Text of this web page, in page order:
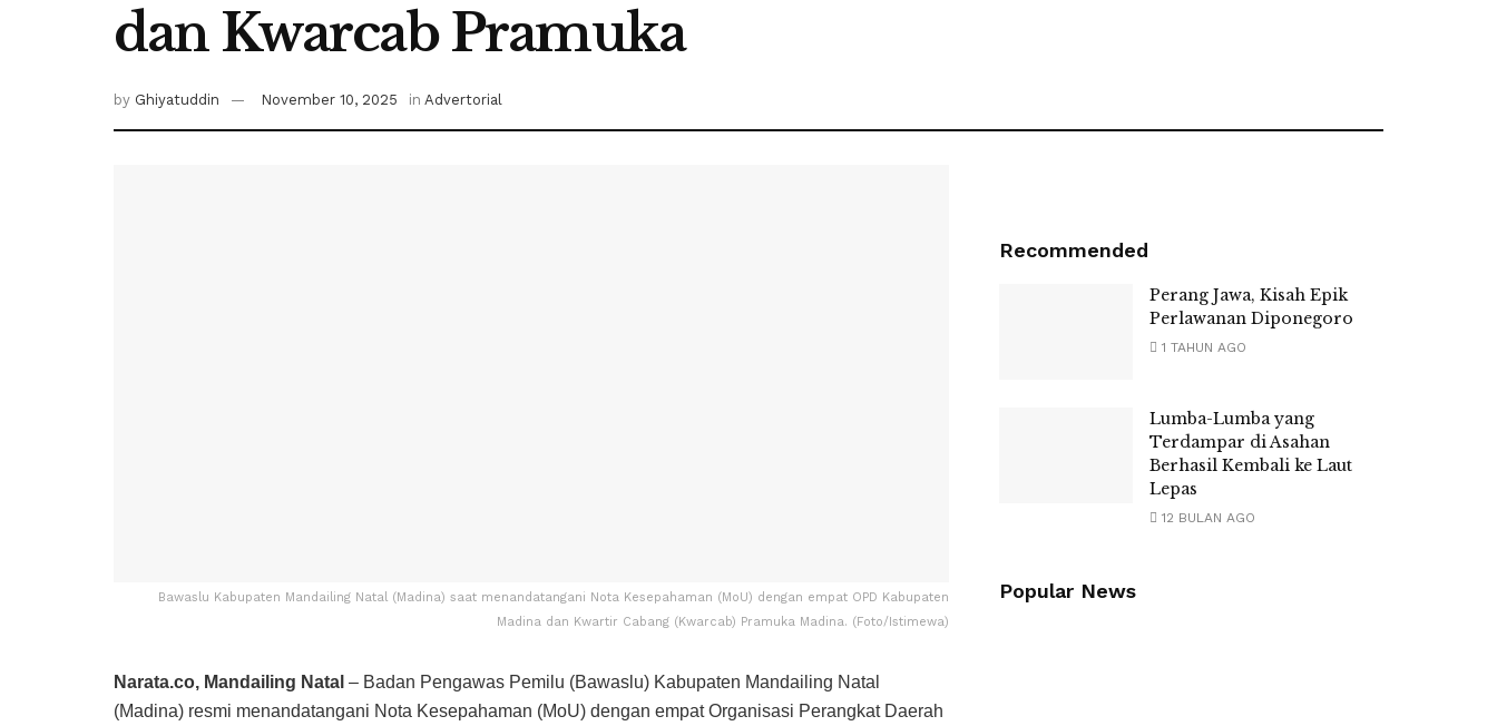
dan Kwarcab Pramuka
by Ghiyatuddin November 10, 2025 in Advertorial
Bawaslu Kabupaten Mandailing Natal (Madina) saat menandatangani Nota Kesepahaman (MoU) dengan empat OPD Kabupaten
Madina dan Kwartir Cabang (Kwarcab) Pramuka Madina. (Foto/Istimewa)
Narata.co, Mandailing Natal – ‎Badan Pengawas Pemilu (Bawaslu) Kabupaten Mandailing Natal
(Madina) resmi menandatangani Nota Kesepahaman (MoU) dengan empat Organisasi Perangkat Daerah
Recommended
Perang Jawa, Kisah Epik
Perlawanan Diponegoro
1 TAHUN AGO
Lumba-Lumba yang
Terdampar di Asahan
Berhasil Kembali ke Laut
Lepas
12 BULAN AGO
Popular News